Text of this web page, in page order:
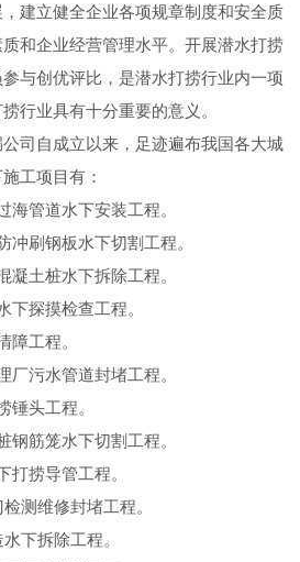
建立健全企业各项规章制度和安全质
和企业经营管理水平。开展潜水打捞
与创优评比，是潜水打捞行业内一项
行业具有十分重要的意义。
司自成立以来，足迹遍布我国各大城
工项目有：
海管道水下安装工程。
冲刷钢板水下切割工程。
凝土桩水下拆除工程。
下探摸检查工程。
障工程。
厂污水管道封堵工程。
锤头工程。
钢筋笼水下切割工程。
打捞导管工程。
测维修封堵工程。
下拆除工程。